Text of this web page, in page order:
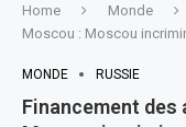
Home Monde
Moscou : Moscou
MONDE RUSSIE
Financement